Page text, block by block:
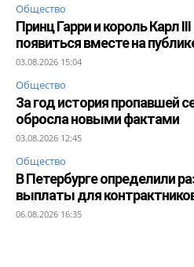
Общество
Принц Гарри и король Карл
появиться вместе на
03.08.2026 15:04
Общество
За год история пропавшей
обросла новыми фактами
03.08.2026 12:45
Общество
В Петербурге определили
выплаты для
06.08.2026 16:35